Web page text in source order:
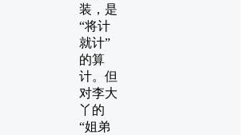
装，是
“将计
就计”
的算
计。但
对李大
丫的
“姐弟